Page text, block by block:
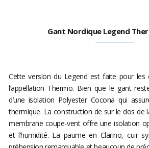
Gant Nordique Legend
Cette version du Legend est faite pour les
l’appellation Thermo. Bien que le gant
d’une isolation Polyester Cocona qui
thermique. La construction de sur le dos de
membrane coupe-vent offre une isolation
et l’humidité. La paume en Clarino, cuir